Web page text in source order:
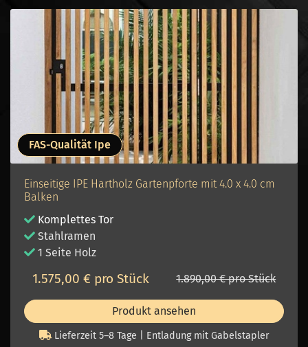
FAS-Qualität Ipe
Einseitige IPE Hartholz Gartenpforte mit 4.0 x 4.0 cm
Balken
Komplettes Tor
Stahlramen
1 Seite Holz
1.575,00 € pro Stück 1.890,00 € pro Stück
Produkt ansehen
Lieferzeit 5–8 Tage | Entladung mit Gabelstapler